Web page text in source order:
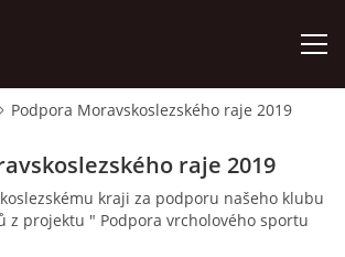
Podpora Moravskoslezského raje 2019
raje 2019
kraji za podporu našeho klubu
z projektu " Podpora vrcholového sportu